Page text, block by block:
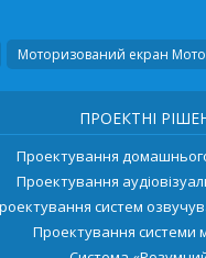
Моторизований екран
ПРОЕКТНІ
Проектування
Проектування
систем
Проектування системи